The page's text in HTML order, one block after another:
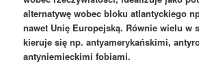
alternatywę wobec bloku atlantyckiego
nawet Unię Europejską. Równie wielu w
kieruje się np. antyamerykańskimi,
antyniemieckimi fobiami.